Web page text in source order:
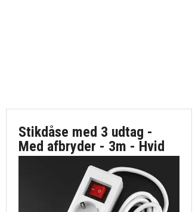
Stikdåse med 3 udtag -
Med afbryder - 3m - Hvid